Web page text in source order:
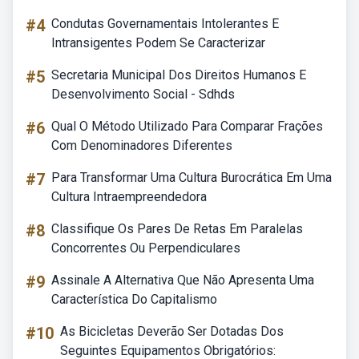
#4 Condutas Governamentais Intolerantes E
Intransigentes Podem Se Caracterizar
#5 Secretaria Municipal Dos Direitos Humanos E
Desenvolvimento Social - Sdhds
#6 Qual O Método Utilizado Para Comparar Frações
Com Denominadores Diferentes
#7 Para Transformar Uma Cultura Burocrática Em Uma
Cultura Intraempreendedora
#8 Classifique Os Pares De Retas Em Paralelas
Concorrentes Ou Perpendiculares
#9 Assinale A Alternativa Que Não Apresenta Uma
Característica Do Capitalismo
#10 As Bicicletas Deverão Ser Dotadas Dos
Seguintes Equipamentos Obrigatórios: